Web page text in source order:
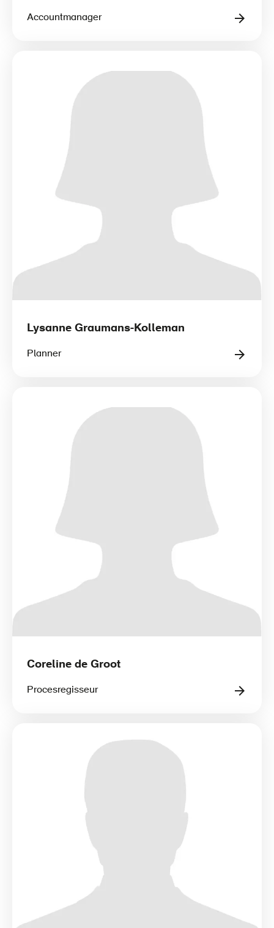
Accountmanager
Lysanne Graumans-Kolleman
Planner
Coreline de Groot
Procesregisseur